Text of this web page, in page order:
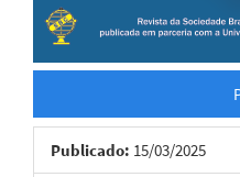
Publicado: 15/03/2025